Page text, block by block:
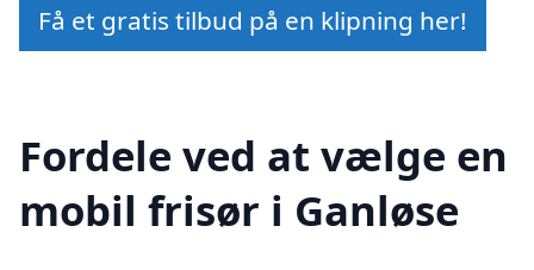
Få et gratis tilbud på en klipning her!
Fordele ved at vælge en
mobil frisør i Ganløse